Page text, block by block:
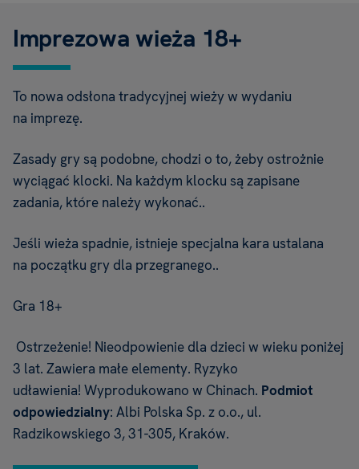
Imprezowa wieża 18+
To nowa odsłona tradycyjnej wieży w wydaniu
na imprezę.
Zasady gry są podobne, chodzi o to, żeby ostrożnie
wyciągać klocki. Na każdym klocku są zapisane
zadania, które należy wykonać..
Jeśli wieża spadnie, istnieje specjalna kara ustalana
na początku gry dla przegranego..
Gra 18+
Ostrzeżenie! Nieodpowienie dla dzieci w wieku poniżej
3 lat. Zawiera małe elementy. Ryzyko
udławienia! Wyprodukowano w Chinach. Podmiot
odpowiedzialny: Albi Polska Sp. z o.o., ul.
Radzikowskiego 3, 31-305, Kraków.